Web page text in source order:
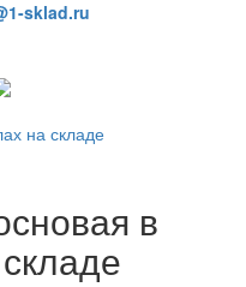
sklad.ru
на складе
в